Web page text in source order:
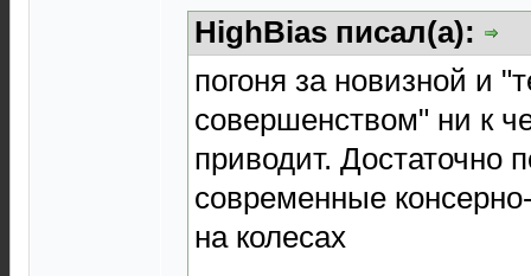
HighBias писал(а):
погоня за новизной и
совершенством" ни к
приводит. Достаточно
современные
на колесах